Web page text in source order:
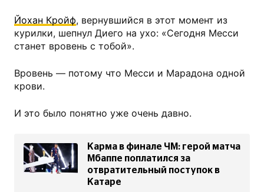
Йохан Кройф, вернувшийся в этот момент из
курилки, шепнул Диего на ухо: «Сегодня Месси
станет вровень с тобой».
Вровень — потому что Месси и Марадона одной
крови.
И это было понятно уже очень давно.
Карма в финале ЧМ: герой матча
Мбаппе поплатился за
отвратительный поступок в
Катаре